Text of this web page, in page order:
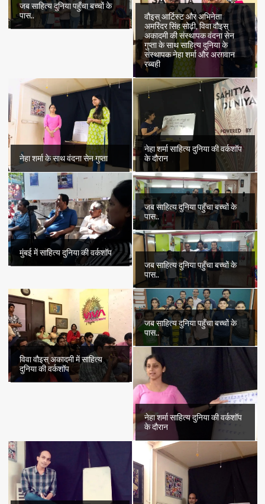
जब साहित्य दुनिया पहुँचा बच्चों के
पास..
वौइस् आर्टिस्ट और अभिनेता
अमरिंदर सिंह सोढ़ी, विवा वौइस्
अकादमी की संस्थापक वंदना सेन
गुप्ता के साथ साहित्य दुनिया के
संस्थापक नेहा शर्मा और अरग़वान
रब्बही
नेहा शर्मा के साथ वंदना सेन गुप्ता
नेहा शर्मा साहित्य दुनिया की वर्कशॉप
के दौरान
मुंबई में साहित्य दुनिया की वर्कशॉप
जब साहित्य दुनिया पहुँचा बच्चों के
पास..
जब साहित्य दुनिया पहुँचा बच्चों के
पास..
विवा वौइस् अकादमी में साहित्य
दुनिया की वर्कशॉप
जब साहित्य दुनिया पहुँचा बच्चों के
पास..
नेहा शर्मा साहित्य दुनिया की वर्कशॉप
के दौरान